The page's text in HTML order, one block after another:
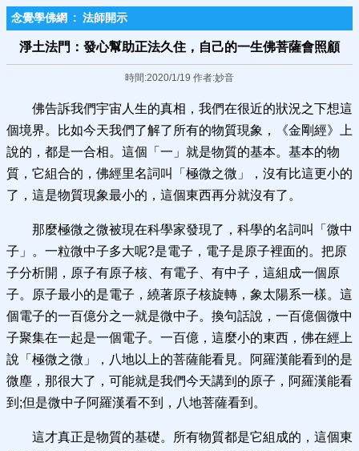
念覺學佛網 : 法師開示
淨土法門：發心幫助正法久住，自己的一生佛菩薩會照顧
時間:2020/1/19 作者:妙音
佛告訴我們宇宙人生的真相，我們在很近的狀況之下想這
個境界。比如今天我們了解了所有的物質現象，《金剛經》上
說的，都是一合相。這個「一」就是物質的基本。基本的物
質，它組合的，佛經里名詞叫「極微之微」，沒有比這更小的
了，這是物質現象最小的，這個東西再分就沒有了。
那麼極微之微被現在科學家發現了，科學的名詞叫「微中
子」。一粒微中子多大呢?是電子，電子是原子裡面的。把原
子分析開，原子有原子核、有電子、有中子，這組成一個原
子。原子最小的是電子，繞著原子核旋轉，象太陽系一樣。這
個電子的一百億分之一就是微中子。換句話說，一百億個微中
子聚集在一起是一個電子。一百億，這麼小的東西，佛在經上
說「極微之微」，八地以上的菩薩能看見。阿羅漢能看到的是
微塵，那很大了，可能就是我們今天講到的原子，阿羅漢能看
到;但是微中子阿羅漢看不到，八地菩薩看到。
這才真正是物質的基礎。所有物質都是它組成的，這個東